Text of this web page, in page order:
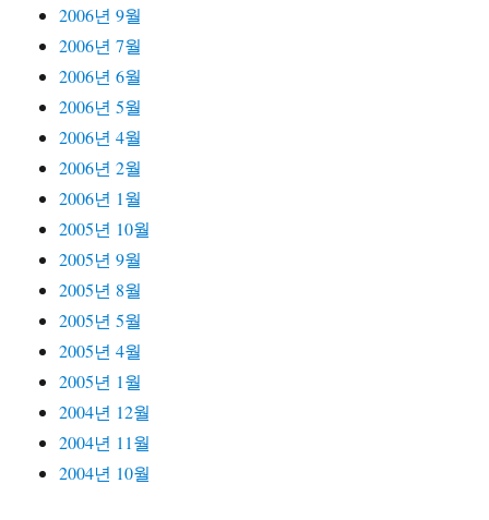
2006년 9월
2006년 7월
2006년 6월
2006년 5월
2006년 4월
2006년 2월
2006년 1월
2005년 10월
2005년 9월
2005년 8월
2005년 5월
2005년 4월
2005년 1월
2004년 12월
2004년 11월
2004년 10월